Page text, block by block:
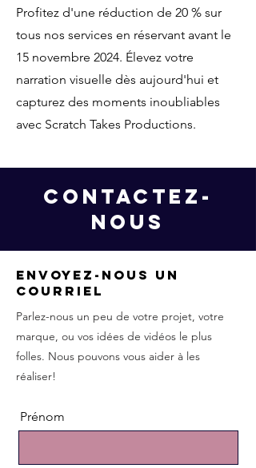
Profitez d'une réduction de 20 % sur
tous nos services en réservant avant le
15 novembre 2024. Élevez votre
narration visuelle dès aujourd'hui et
capturez des moments inoubliables
avec Scratch Takes Productions.
Contactez-
nous
Envoyez-nous un
courriel
Parlez-nous un peu de votre projet, votre
marque, ou vos idées de vidéos le plus
folles. Nous pouvons vous aider à les
réaliser!
Prénom